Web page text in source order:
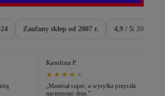
Zaufany sklep od 2007 r. 4,9 / 5 | 200 000+
Magda O.
★★★★★
„Najlepsze jakie miałam – modelują
brzuch.”